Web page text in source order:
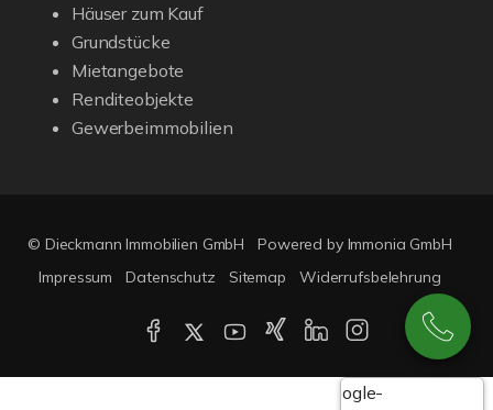
Häuser zum Kauf
Grundstücke
Mietangebote
Renditeobjekte
Gewerbeimmobilien
© Dieckmann Immobilien GmbH
Powered by Immonia GmbH
Impressum
Datenschutz Sitemap Widerrufsbelehrung
Google-